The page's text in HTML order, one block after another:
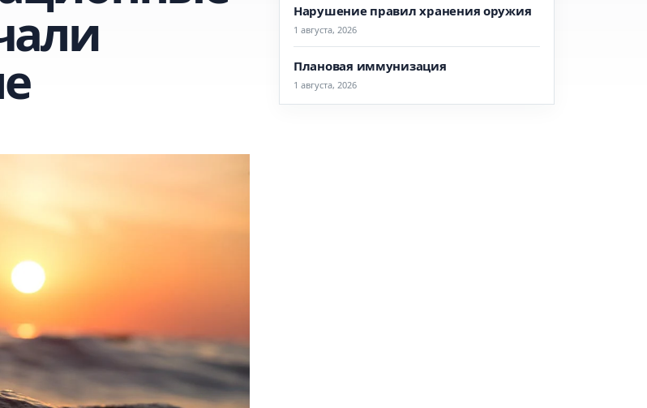
Нарушение правил хранения оружия
1 августа, 2026
Плановая иммунизация
1 августа, 2026